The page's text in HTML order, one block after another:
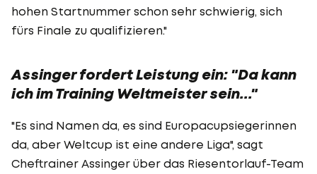
hohen Startnummer schon sehr schwierig, sich
fürs Finale zu qualifizieren."
Assinger fordert Leistung ein: "Da kann
ich im Training Weltmeister sein..."
"Es sind Namen da, es sind Europacupsiegerinnen
da, aber Weltcup ist eine andere Liga", sagt
Cheftrainer Assinger über das Riesentorlauf-Team